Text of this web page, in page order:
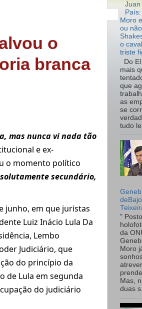
o
branca
mas nunca vi nada tão
e ex-
o momento político
secundário,
junho, em que juristas
Luiz Inácio Lula Da
Lembo
Judiciário, que
do princípio da
de Lula em segunda
do judiciário
Juan
Moro
ou
o
triste
Do
mais
que
as
se
tudo
"
da
Moro
Mas,
duas